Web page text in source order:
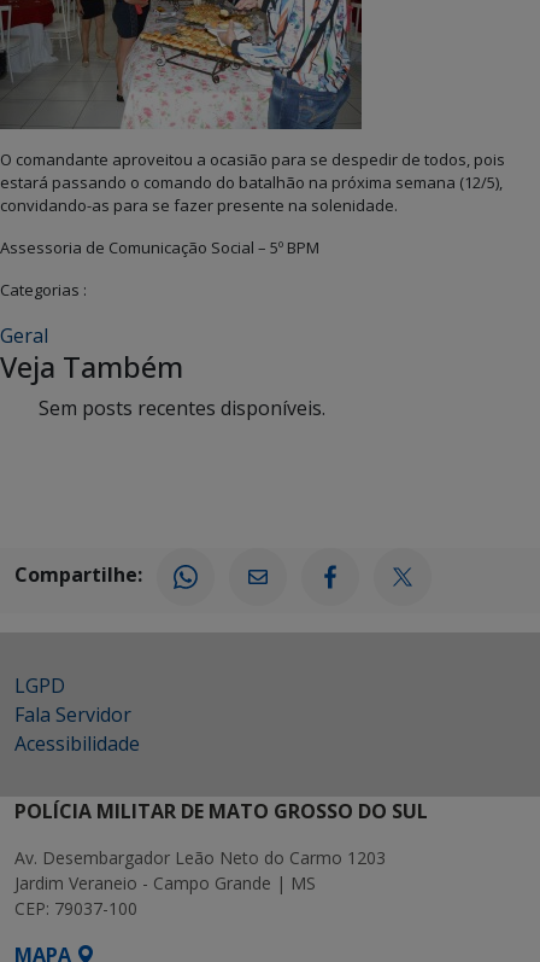
O comandante aproveitou a ocasião para se despedir de todos, pois
estará passando o comando do batalhão na próxima semana (12/5),
convidando-as para se fazer presente na solenidade.
Assessoria de Comunicação Social – 5º BPM
Categorias :
Geral
Veja Também
Sem posts recentes disponíveis.
Compartilhe:
LGPD
Fala Servidor
Acessibilidade
POLÍCIA MILITAR DE MATO GROSSO DO SUL
Av. Desembargador Leão Neto do Carmo 1203
Jardim Veraneio - Campo Grande | MS
CEP: 79037-100
MAPA